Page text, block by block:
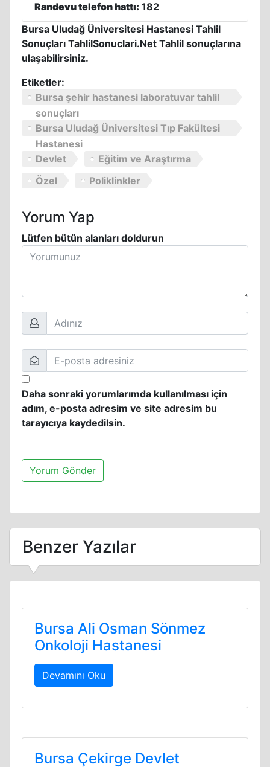
Randevu telefon hattı: 182
Bursa Uludağ Üniversitesi Hastanesi Tahlil
Sonuçları TahlilSonuclari.Net Tahlil sonuçlarına
ulaşabilirsiniz.
Etiketler:
Bursa şehir hastanesi laboratuvar tahlil
sonuçları
Bursa Uludağ Üniversitesi Tıp Fakültesi
Hastanesi
Devlet
Eğitim ve Araştırma
Özel
Poliklinkler
Yorum Yap
Lütfen bütün alanları doldurun
Daha sonraki yorumlarımda kullanılması için
adım, e-posta adresim ve site adresim bu
tarayıcıya kaydedilsin.
Benzer Yazılar
Bursa Ali Osman Sönmez
Onkoloji Hastanesi
Devamını Oku
Bursa Çekirge Devlet